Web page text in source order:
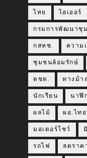
ไทย ไฮเออร์
กรมการพัฒนาชุ
กสทช. ความ
ชุมชนล้อมรักษ์
ตชด. ทางม้า
นักเรียน นาฬิ
ผลไม้ ผอ.ไท
มอเตอร์โชว์
รถไฟ ลดราค